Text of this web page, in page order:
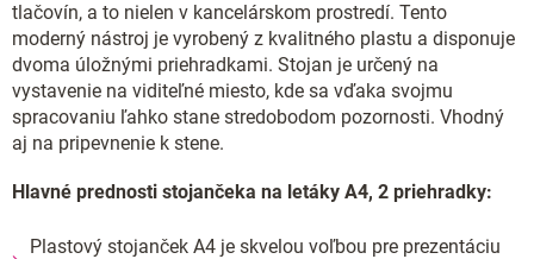
tlačovín, a to nielen v kancelárskom prostredí. Tento
moderný nástroj je vyrobený z kvalitného plastu a disponuje
dvoma úložnými priehradkami. Stojan je určený na
vystavenie na viditeľné miesto, kde sa vďaka svojmu
spracovaniu ľahko stane stredobodom pozornosti. Vhodný
aj na pripevnenie k stene.
Hlavné prednosti stojančeka na letáky A4, 2 priehradky:
Plastový stojanček A4 je skvelou voľbou pre prezentáciu